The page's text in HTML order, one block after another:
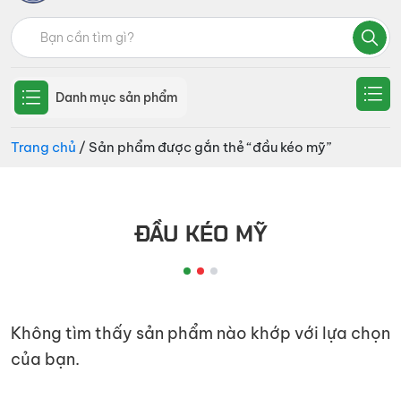
Ô
tô
Trường
Xuân
Group
kinh
doanh
loại
xe
tải,
Tìm
kiếm:
Danh mục sản phẩm
Trang chủ / Sản phẩm được gắn thẻ “đầu kéo mỹ”
ĐẦU KÉO MỸ
Không tìm thấy sản phẩm nào khớp với lựa chọn
của bạn.